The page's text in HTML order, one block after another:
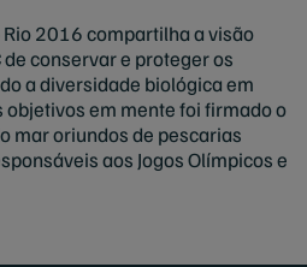
2016 compartilha a visão
de conservar e proteger os
a diversidade biológica em
objetivos em mente foi firmado o
mar oriundos de pescarias
aos Jogos Olímpicos e